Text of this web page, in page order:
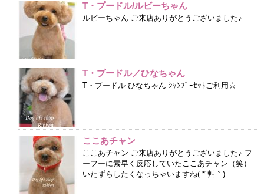
T・プードル/ルビーちゃん
ルビーちゃん ご来店ありがとうございました♪
T・プードル／ひなちゃん
T・プードル ひなちゃん ｼｬﾝﾌﾟｰｾｯﾄご利用☆
ここあチャン
ここあチャン ご来店ありがとうございました♪ フ
ーフーに素早く反応していたここあチャン（笑）
いたずらしたくなっちゃいますね( *´艸｀)